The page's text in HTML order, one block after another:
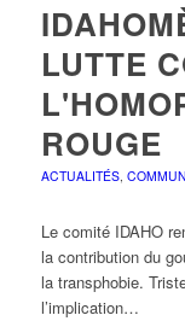
LUTTE
ROUGE
ACTUALITÉS,
Le comité IDAHO
la contribution du
la transphobie.
l’implication…